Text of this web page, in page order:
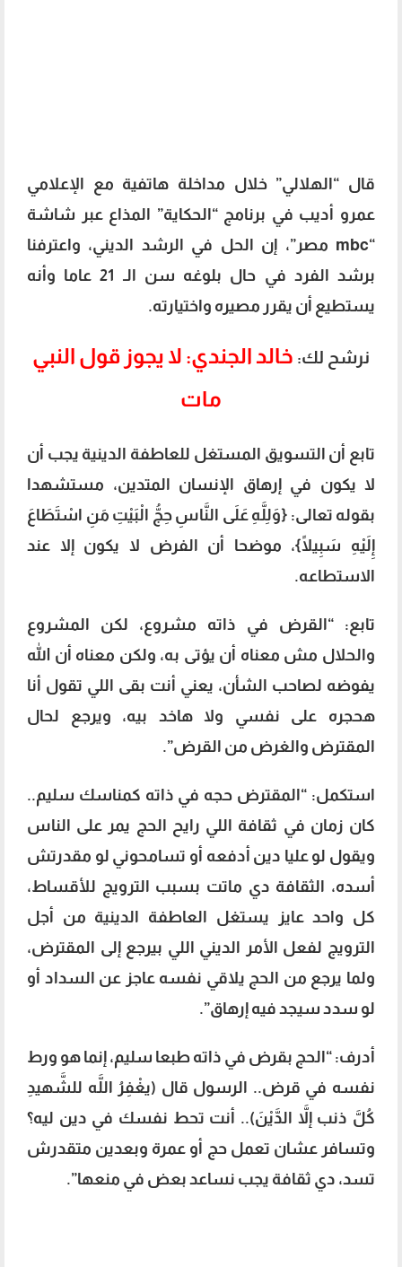
قال “الهلالي” خلال مداخلة هاتفية مع الإعلامي
عمرو أديب في برنامج “الحكاية” المذاع عبر شاشة
“mbc مصر”، إن الحل في الرشد الديني، واعترفنا
برشد الفرد في حال بلوغه سن الـ 21 عاما وأنه
يستطيع أن يقرر مصيره واختيارته.
نرشح لك: خالد الجندي: لا يجوز قول النبي
مات
تابع أن التسويق المستغل للعاطفة الدينية يجب أن
لا يكون في إرهاق الإنسان المتدين، مستشهدا
بقوله تعالى: {وَلِلَّهِ عَلَى النَّاسِ حِجُّ الْبَيْتِ مَنِ اسْتَطَاعَ
إِلَيْهِ سَبِيلًا}، موضحا أن الفرض لا يكون إلا عند
الاستطاعه.
تابع: “القرض في ذاته مشروع، لكن المشروع
والحلال مش معناه أن يؤتى به، ولكن معناه أن الله
يفوضه لصاحب الشأن، يعني أنت بقى اللي تقول أنا
هحجره على نفسي ولا هاخد بيه، ويرجع لحال
المقترض والغرض من القرض”.
استكمل: “المقترض حجه في ذاته كمناسك سليم..
كان زمان في ثقافة اللي رايح الحج يمر على الناس
ويقول لو عليا دين أدفعه أو تسامحوني لو مقدرتش
أسده، الثقافة دي ماتت بسبب الترويج للأقساط،
كل واحد عايز يستغل العاطفة الدينية من أجل
الترويج لفعل الأمر الديني اللي بيرجع إلى المقترض،
ولما يرجع من الحج يلاقي نفسه عاجز عن السداد أو
لو سدد سيجد فيه إرهاق”.
أدرف: “الحج بقرض في ذاته طبعا سليم، إنما هو ورط
نفسه في قرض.. الرسول قال (يغْفِرُ اللَّه للشَّهيدِ
كُلَّ ذنب إلاَّ الدَّيْنَ).. أنت تحط نفسك في دين ليه؟
وتسافر عشان تعمل حج أو عمرة وبعدين متقدرش
تسد، دي ثقافة يجب نساعد بعض في منعها”.